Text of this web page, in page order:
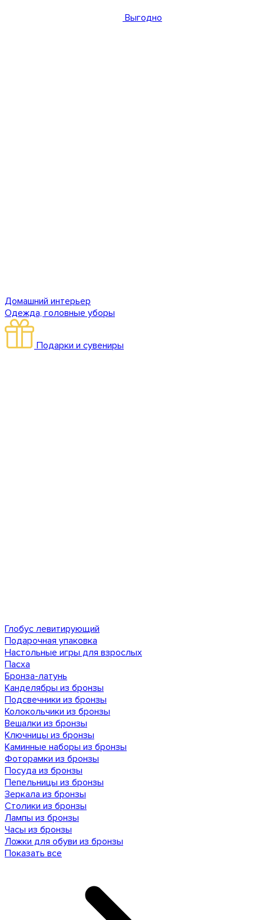
Выгодно
Домашний интерьер
Одежда, головные уборы
Подарки и сувениры
Глобус левитирующий
Подарочная упаковка
Настольные игры для взрослых
Пасха
Бронза-латунь
Канделябры из бронзы
Подсвечники из бронзы
Колокольчики из бронзы
Вешалки из бронзы
Ключницы из бронзы
Каминные наборы из бронзы
Фоторамки из бронзы
Посуда из бронзы
Пепельницы из бронзы
Зеркала из бронзы
Столики из бронзы
Лампы из бронзы
Часы из бронзы
Ложки для обуви из бронзы
Показать все